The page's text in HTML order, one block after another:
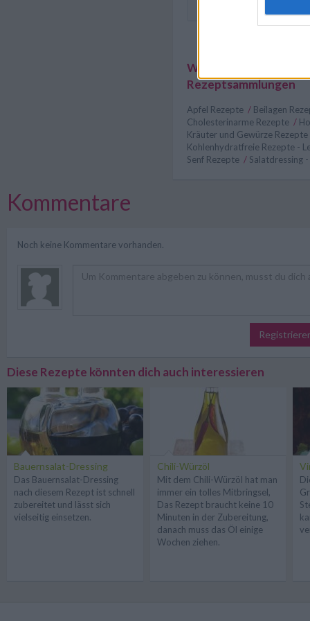
Weitere interessante
Rezeptsammlungen
Apfel Rezepte / Beilagen
Cholesterinarme Rezepte /
Kräuter und Gewürze Rezepte
Kohlenhydratfreie Rezepte -
Senf Rezepte / Salatdressing
Kommentare
Noch keine Kommentare vorhanden.
Diese Rezepte könnten dich auch interessieren
Bauernsalat-Dressing
Das Bauernsalat-Dressing
nach diesem Rezept ist schnell
zubereitet und lässt sich
vielseitig einsetzen.
Chili-Würzöl
Mit dem Chili-Würzöl hat man
immer ein tolles Mitbringsel,
Das Rezept braucht keine 10
Minuten in der Zubereitung,
danach muss das Öl einige
Wochen ziehen.